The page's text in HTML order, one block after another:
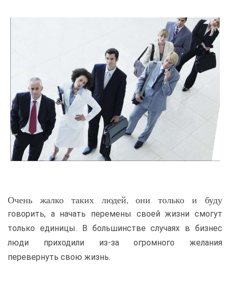
Очень жалко таких людей, они только и буду
говорить, а начать перемены своей жизни смогут
только единицы. В большинстве случаях в бизнес
люди приходили из-за огромного желания
перевернуть свою жизнь.